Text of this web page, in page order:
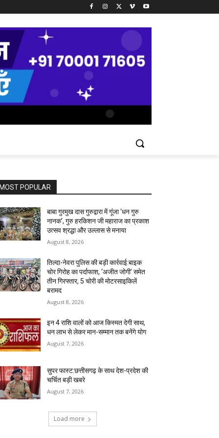
MOST POPULAR
बाबा गुरमुख दास गुरुद्वारा में गूंजा ‘धन गुरु
नानक’, गुरु हरकिशन जी महाराज का प्रकाश
उत्सव श्रद्धा और उल्लास से मनाया
August 8, 2026
तिल्दा-नेवरा पुलिस की बड़ी कार्रवाई:बाइक
चोर गिरोह का पर्दाफाश, ‘अजीत जोगी’ समेत
तीन गिरफ्तार, 5 चोरी की मोटरसाइकिलें
बरामद
August 8, 2026
इन 4 राशि वालों को आज किस्मत देगी साथ,
धन लाभ से लेकर मान-सम्मान तक बनेंगे योग
August 7, 2026
सुपर फास्ट:छत्तीसगढ़ के साथ देश-प्रदेश की
चर्चित बड़ी खबरे
August 7, 2026
Load more